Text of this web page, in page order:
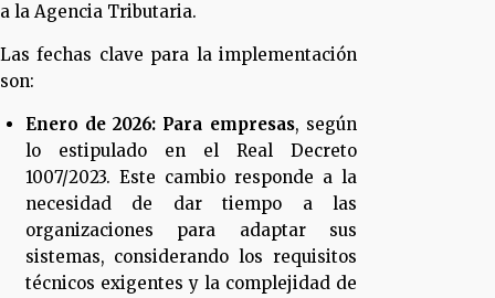
a la Agencia Tributaria.
Las fechas clave para la implementación
son:
Enero de 2026: Para empresas, según
lo estipulado en el Real Decreto
1007/2023. Este cambio responde a la
necesidad de dar tiempo a las
organizaciones para adaptar sus
sistemas, considerando los requisitos
técnicos exigentes y la complejidad de